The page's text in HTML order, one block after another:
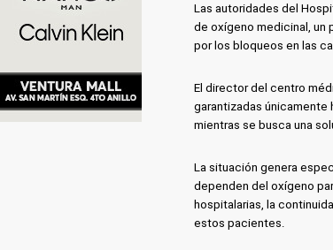
Las autoridades del
de oxígeno medicinal, un
por los bloqueos en las
El director del centro
garantizadas únicamente
mientras se busca una
La situación genera
dependen del oxígeno
hospitalarias, la
estos pacientes.